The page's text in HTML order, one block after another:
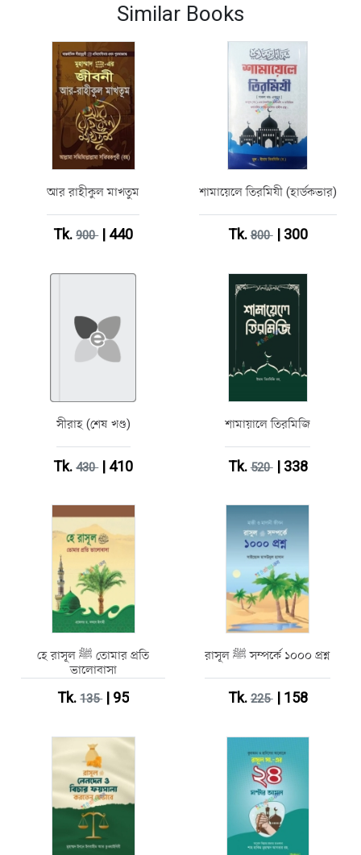
Similar Books
আর রাহীকুল মাখতুম
Tk.900| 440
শামায়েলে তিরমিযী (হার্ডকভার)
Tk.800| 300
সীরাহ (শেষ খণ্ড)
Tk.430| 410
শামায়ালে তিরমিজি
Tk.520| 338
হে রাসূল ﷺ তোমার প্রতি
ভালোবাসা
Tk.135| 95
রাসূল ﷺ সম্পর্কে ১০০০ প্রশ্ন
Tk.225| 158